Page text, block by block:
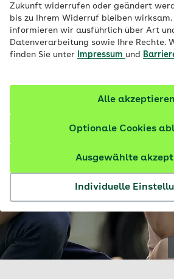
Zukunft widerrufen oder geändert
bis zu Ihrem Widerruf bleiben wirksam.
informieren wir ausführlich über Art
Datenverarbeitung sowie Ihre Rechte.
finden Sie unter
Impressum und
Individuelle
Ausgewählte
Optionale Cookies
Alle akzeptieren
Fachlich geprüft